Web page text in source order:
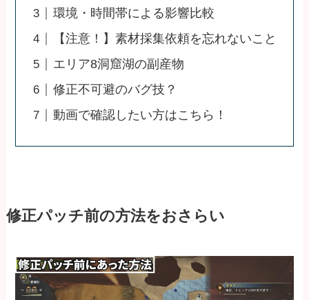
環境・時間帯による影響比較
【注意！】素材採集依頼を忘れないこと
エリア8洞窟湖の副産物
修正不可避のバグ技？
動画で確認したい方はこちら！
修正パッチ前の方法をおさらい